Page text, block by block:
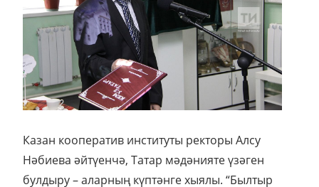
Казан кооператив институты ректоры Алсу
Нәбиева әйтүенчә, Татар мәдәнияте үзәген
булдыру – аларның күптәнге хыялы. “Былтыр